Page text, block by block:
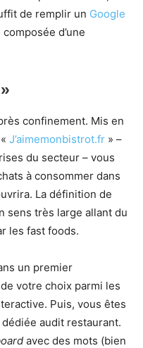
de remplir un Google
d’une
confinement. Mis en
J’aimemonbistrot.fr » –
du secteur – vous
à consommer dans
La définition de
sens très large allant du
les fast foods.
un premier
votre choix parmi les
Puis, vous êtes
audit restaurant.
avec des mots (bien